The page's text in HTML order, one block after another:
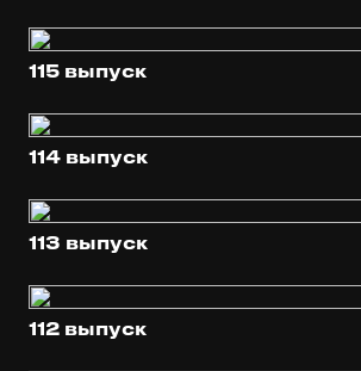
115 выпуск
114 выпуск
113 выпуск
112 выпуск